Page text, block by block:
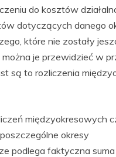
do kosztów
dotyczących danego
które nie zostały
można je przewidzieć w
są to rozliczenia
międzyokresowych
okresy
podlega faktyczna